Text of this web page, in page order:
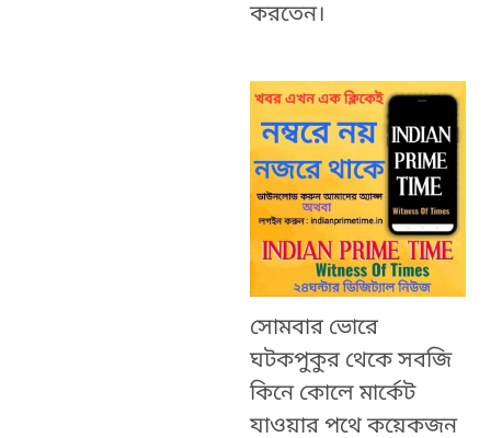
করতেন।
সোমবার ভোরে
ঘটকপুকুর থেকে সবজি
কিনে কোলে মার্কেট
যাওয়ার পথে কয়েকজন